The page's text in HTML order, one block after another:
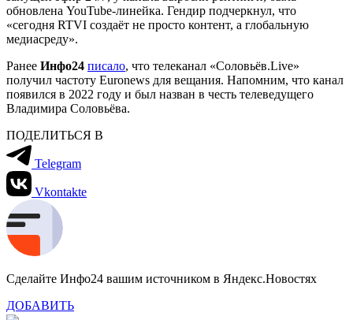
обновлена YouTube-линейка. Гендир подчеркнул, что
«сегодня RTVI создаёт не просто контент, а глобальную
медиасреду».
Ранее Инфо24 писало, что телеканал «Соловьёв.Live»
получил частоту Euronews для вещания. Напомним, что канал
появился в 2022 году и был назван в честь телеведущего
Владимира Соловьёва.
ПОДЕЛИТЬСЯ В
Telegram
Vkontakte
Сделайте Инфо24 вашим источником в Яндекс.Новостях
ДОБАВИТЬ